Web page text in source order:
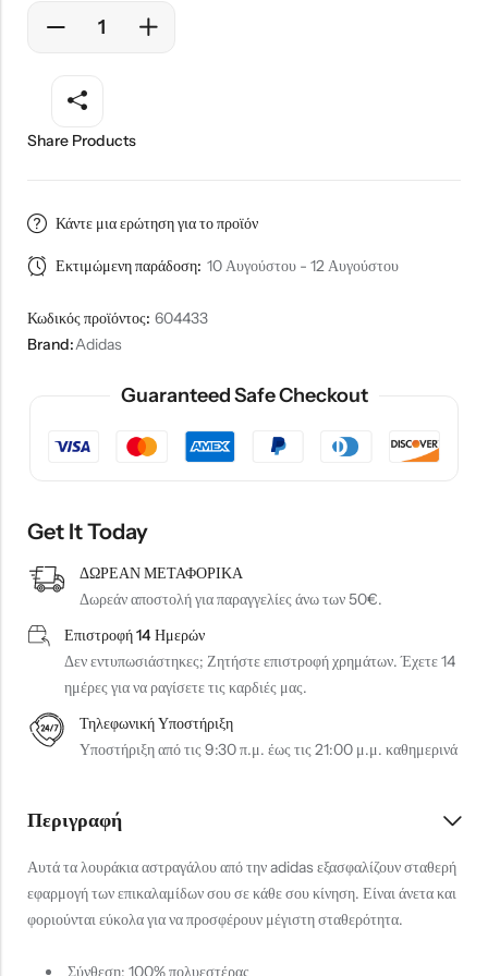
Share Products
Κάντε μια ερώτηση για το προϊόν
Εκτιμώμενη παράδοση: 10 Αυγούστου - 12 Αυγούστου
Κωδικός προϊόντος: 604433
Brand:Adidas
Guaranteed Safe Checkout
Get It Today
ΔΩΡΕΑΝ ΜΕΤΑΦΟΡΙΚΑ
Δωρεάν αποστολή για παραγγελίες άνω των 50€.
Επιστροφή 14 Ημερών
Δεν εντυπωσιάστηκες; Ζητήστε επιστροφή χρημάτων. Έχετε 14
ημέρες για να ραγίσετε τις καρδιές μας.
Τηλεφωνική Υποστήριξη
Υποστήριξη από τις 9:30 π.μ. έως τις 21:00 μ.μ. καθημερινά
Περιγραφή
Αυτά τα λουράκια αστραγάλου από την adidas εξασφαλίζουν σταθερή
εφαρμογή των επικαλαμίδων σου σε κάθε σου κίνηση. Είναι άνετα και
φοριούνται εύκολα για να προσφέρουν μέγιστη σταθερότητα.
Σύνθεση: 100% πολυεστέρας